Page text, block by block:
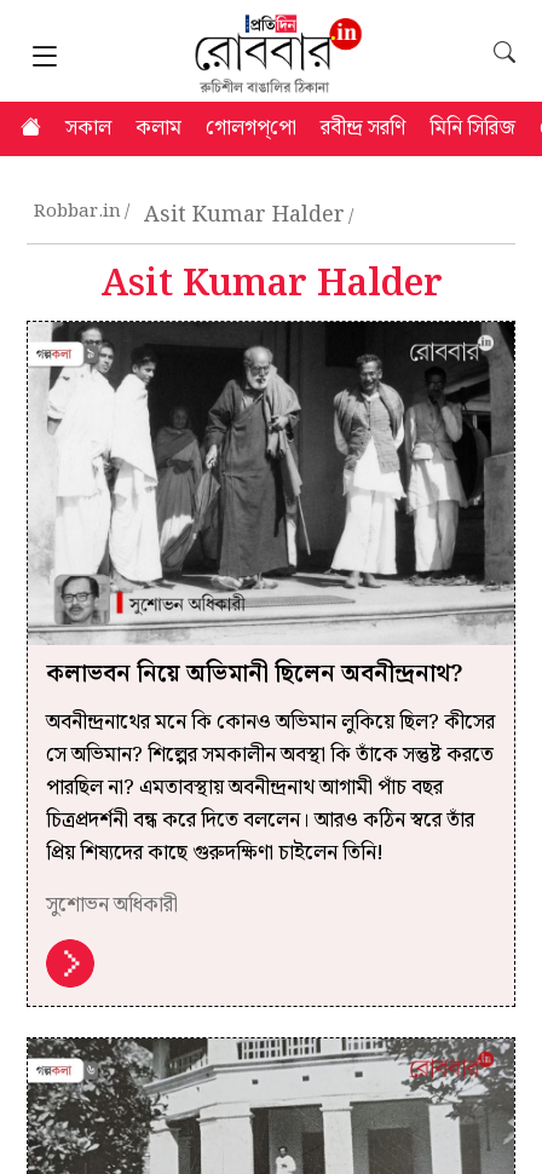
সকাল কলাম গোলগপ্‌পো রবীন্দ্র সরণি মিনি সিরিজ
Robbar.in Asit Kumar Halder
Asit Kumar Halder
কলাভবন নিয়ে অভিমানী ছিলেন অবনীন্দ্রনাথ?
অবনীন্দ্রনাথের মনে কি কোনও অভিমান লুকিয়ে ছিল? কীসের
সে অভিমান? শিল্পের সমকালীন অবস্থা কি তাঁকে সন্তুষ্ট করতে
পারছিল না? এমতাবস্থায় অবনীন্দ্রনাথ আগামী পাঁচ বছর
চিত্রপ্রদর্শনী বন্ধ করে দিতে বললেন। আরও কঠিন স্বরে তাঁর
প্রিয় শিষ্যদের কাছে গুরুদক্ষিণা চাইলেন তিনি!
সুশোভন অধিকারী